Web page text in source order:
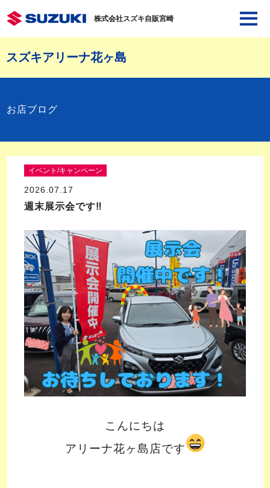
株式会社スズキ自販宮崎
スズキアリーナ花ヶ島
お店ブログ
イベント/キャンペーン
2026.07.17
週末展示会です‼
こんにちは
アリーナ花ヶ島店です